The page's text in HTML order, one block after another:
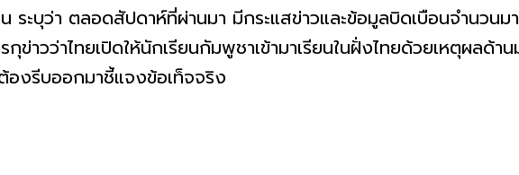
ระบุว่า ตลอดสัปดาห์ที่ผ่านมา มีกระแสข่าวและข้อมูลบิดเบือนจำนวน
กุข่าวว่าไทยเปิดให้นักเรียนกัมพูชาเข้ามาเรียนในฝั่งไทยด้วยเหตุผลด้
องรีบออกมาชี้แจงข้อเท็จจริง